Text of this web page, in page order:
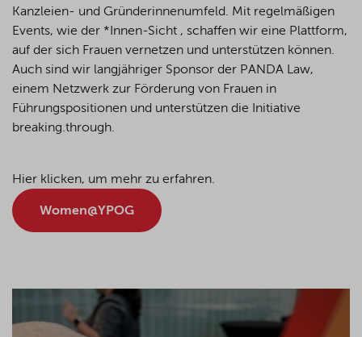
Kanzleien- und Gründerinnenumfeld. Mit regelmäßigen
Events, wie der *Innen-Sicht , schaffen wir eine Plattform,
auf der sich Frauen vernetzen und unterstützen können.
Auch sind wir langjähriger Sponsor der PANDA Law,
einem Netzwerk zur Förderung von Frauen in
Führungspositionen und unterstützen die Initiative
breaking.through.
Hier klicken, um mehr zu erfahren.
Women@YPOG